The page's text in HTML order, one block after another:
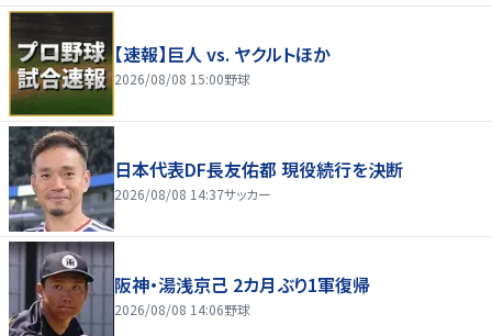
【速報】巨人 vs. ヤクルトほか
2026/08/08 15:00野球
日本代表DF長友佑都 現役続行を決断
2026/08/08 14:37サッカー
阪神・湯浅京己 2カ月ぶり1軍復帰
2026/08/08 14:06野球